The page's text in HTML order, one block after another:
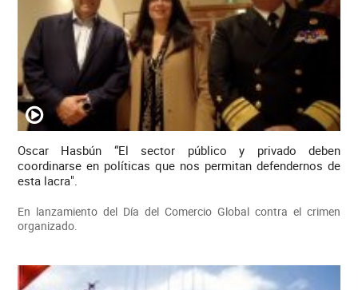
Oscar Hasbún “El sector público y privado deben
coordinarse en políticas que nos permitan defendernos de
esta lacra".
En lanzamiento del Día del Comercio Global contra el crimen
organizado.